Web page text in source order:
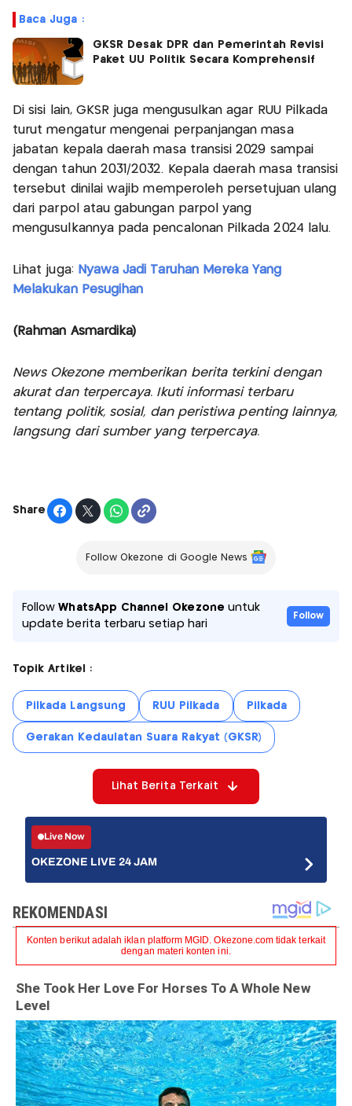
Baca Juga :
GKSR Desak DPR dan Pemerintah Revisi
Paket UU Politik Secara Komprehensif
Di sisi lain, GKSR juga mengusulkan agar RUU Pilkada
turut mengatur mengenai perpanjangan masa
jabatan kepala daerah masa transisi 2029 sampai
dengan tahun 2031/2032. Kepala daerah masa transisi
tersebut dinilai wajib memperoleh persetujuan ulang
dari parpol atau gabungan parpol yang
mengusulkannya pada pencalonan Pilkada 2024 lalu.
Lihat juga: Nyawa Jadi Taruhan Mereka Yang
Melakukan Pesugihan
(Rahman Asmardika)
News Okezone memberikan berita terkini dengan
akurat dan terpercaya. Ikuti informasi terbaru
tentang politik, sosial, dan peristiwa penting lainnya,
langsung dari sumber yang terpercaya.
Share
Follow Okezone di Google News
FollowWhatsApp Channel Okezone untuk
update berita terbaru setiap hari
Follow
Topik Artikel :
Pilkada Langsung RUU Pilkada Pilkada
Gerakan Kedaulatan Suara Rakyat (GKSR)
Lihat Berita Terkait
Live Now
OKEZONE LIVE 24 JAM